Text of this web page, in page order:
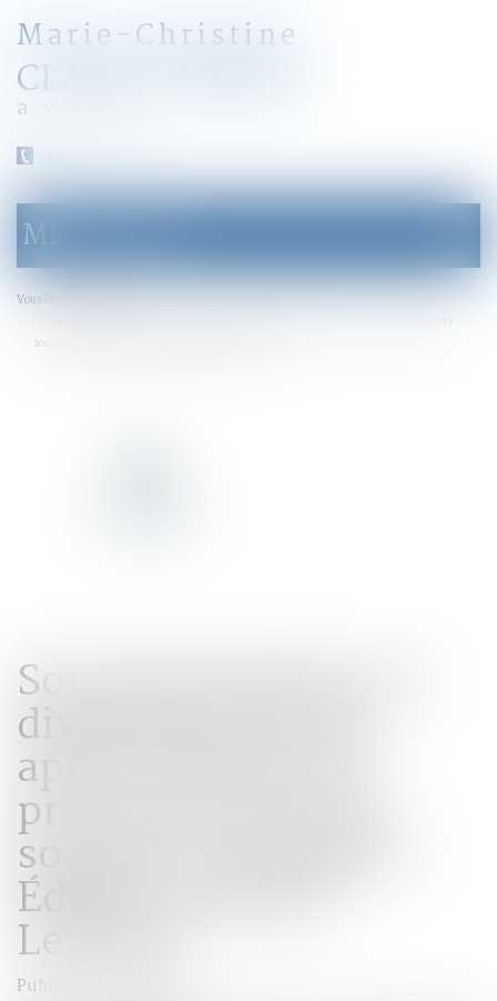
Marie-Christine
CLARAZ-MURAT
avocat
le
menu
MENU
Vous êtes ici :
sociales communes - Éditions Francis Lefebvre
Sort des bénéfices et
dividendes perçus
après le divorce et
provenant de parts
sociales communes -
Éditions Francis
Lefebvre
Publié le :